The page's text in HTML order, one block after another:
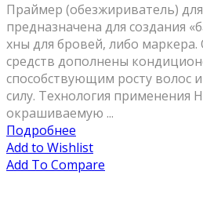
Праймер (обезжириватель)
предназначена для создания
хны для бровей, либо
средств дополнены
способствующим росту волос
силу. Технология применения
окрашиваемую ...
Подробнее
Add to Wishlist
Add To Compare